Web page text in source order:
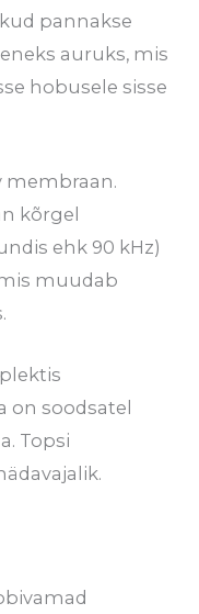
pannakse
auruks, mis
hobusele sisse
membraan.
kõrgel
ehk 90 kHz)
muudab
on soodsatel
Topsi